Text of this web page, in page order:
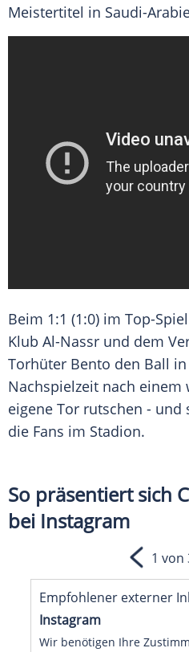
Meistertitel in Saudi-
Beim 1:1 (1:0) im Top-
Klub Al-Nassr und dem
Torhüter Bento den Ball
Nachspielzeit nach einem
eigene Tor rutschen - und
die Fans im Stadion.
So präsentiert sich
bei Instagram
Empfohlener externer
Instagram
Wir benötigen Ihre
1 von